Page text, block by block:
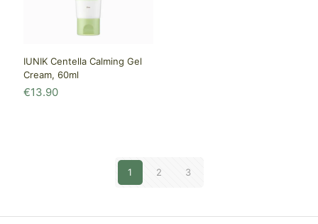
IUNIK Centella Calming Gel
Cream, 60ml
€13.90
1 2 3